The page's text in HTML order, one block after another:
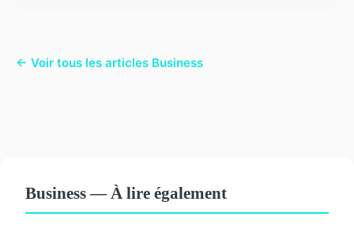
← Voir tous les articles Business
Business — À lire également